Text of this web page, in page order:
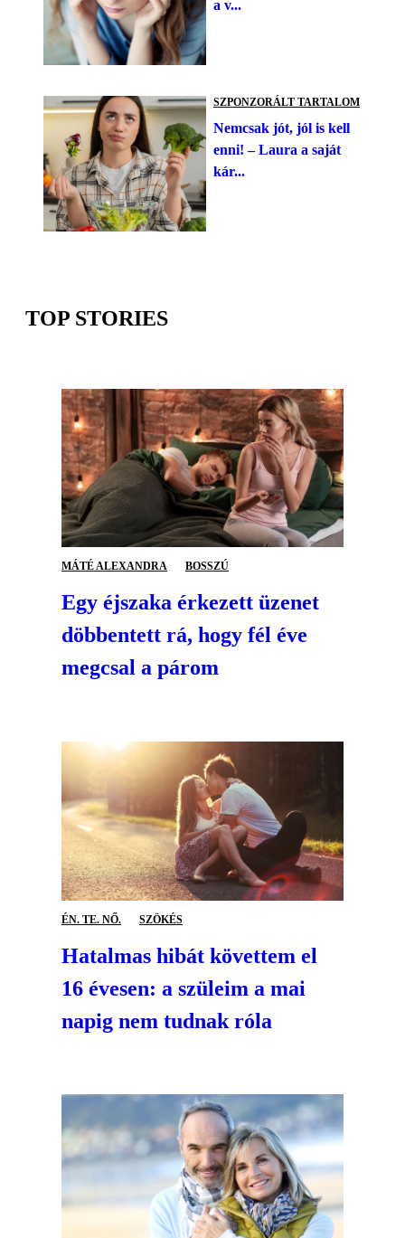
a v...
SZPONZORÁLT TARTALOM
Nemcsak jót, jól is kell
enni! – Laura a saját
kár...
TOP STORIES
MÁTÉ ALEXANDRA BOSSZÚ
Egy éjszaka érkezett üzenet
döbbentett rá, hogy fél éve
megcsal a párom
ÉN. TE. NŐ. SZÖKÉS
Hatalmas hibát követtem el
16 évesen: a szüleim a mai
napig nem tudnak róla